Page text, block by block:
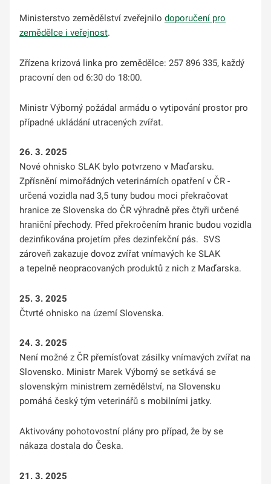
Ministerstvo zemědělství zveřejnilo doporučení pro
zemědělce i veřejnost.
Zřízena krizová linka pro zemědělce: 257 896 335, každý
pracovní den od 6:30 do 18:00.
Ministr Výborný požádal armádu o vytipování prostor pro
případné ukládání utracených zvířat.
26. 3. 2025
Nové ohnisko SLAK bylo potvrzeno v Maďarsku.
Zpřísnění mimořádných veterinárních opatření v ČR -
určená vozidla nad 3,5 tuny budou moci překračovat
hranice ze Slovenska do ČR výhradně přes čtyři určené
hraniční přechody. Před překročením hranic budou vozidla
dezinfikována projetím přes dezinfekční pás. SVS
zároveň zakazuje dovoz zvířat vnímavých ke SLAK
a tepelně neopracovaných produktů z nich z Maďarska.
25. 3. 2025
Čtvrté ohnisko na území Slovenska.
24. 3. 2025
Není možné z ČR přemísťovat zásilky vnímavých zvířat na
Slovensko. Ministr Marek Výborný se setkává se
slovenským ministrem zemědělství, na Slovensku
pomáhá český tým veterinářů s mobilními jatky.
Aktivovány pohotovostní plány pro případ, že by se
nákaza dostala do Česka.
21. 3. 2025